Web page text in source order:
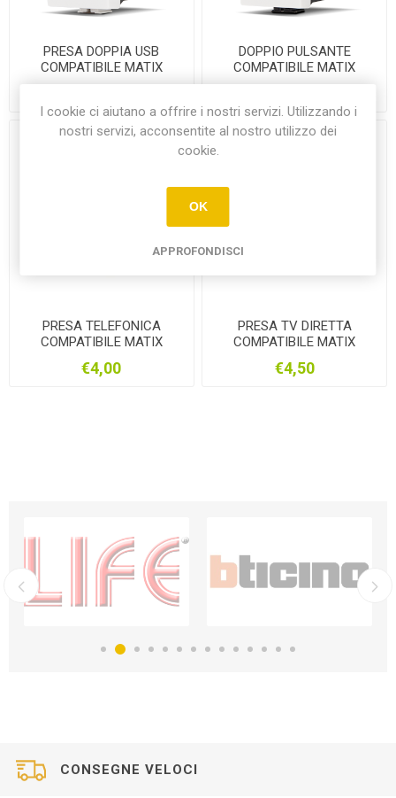
PRESA DOPPIA USB
COMPATIBILE MATIX
DOPPIO PULSANTE
COMPATIBILE MATIX
PRESA TELEFONICA
COMPATIBILE MATIX
€4,00
PRESA TV DIRETTA
COMPATIBILE MATIX
€4,50
CONSEGNE VELOCI
I cookie ci aiutano a offrire i nostri servizi. Utilizzando i
nostri servizi, acconsentite al nostro utilizzo dei
cookie.
OK
APPROFONDISCI